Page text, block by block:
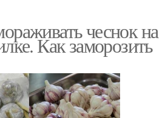
чеснок на
Как заморозить